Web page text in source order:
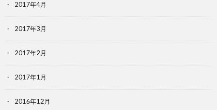
2017年4月
2017年3月
2017年2月
2017年1月
2016年12月